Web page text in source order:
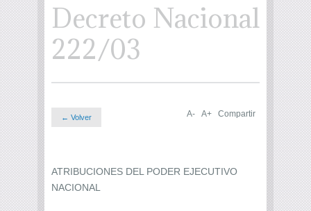
Decreto Nacional
222/03
← Volver A- A+ Compartir
ATRIBUCIONES DEL PODER EJECUTIVO
NACIONAL